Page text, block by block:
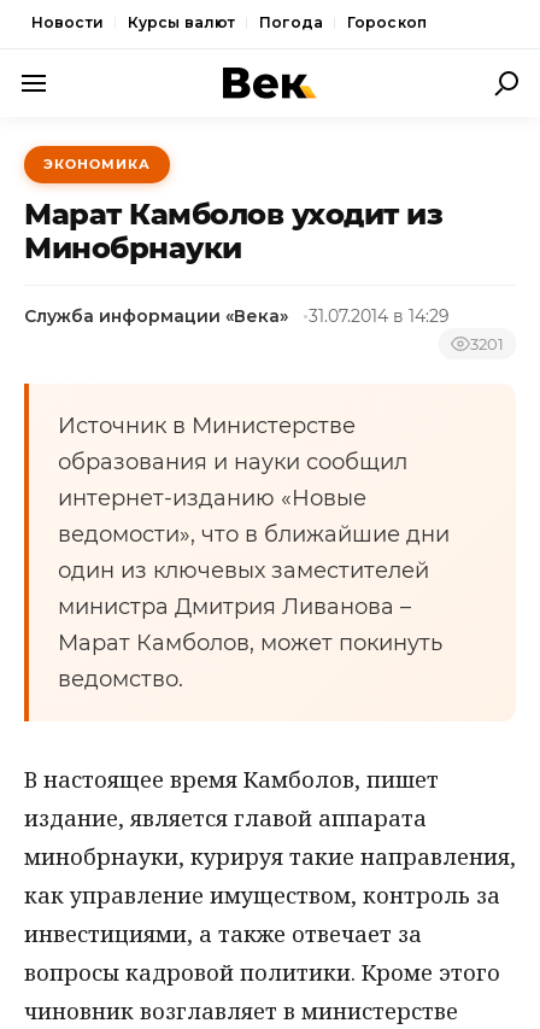
Новости Курсы валют Погода Гороскоп
ПОЛИТИКА
ЭКОНОМИКА
ОБЩЕСТВО
КУЛЬТУРА
НОВОСТИ
ЭКОНОМИКА
Марат Камболов уходит из
Минобрнауки
Служба информации «Века» 31.07.2014 в 14:29
3201
Источник в Министерстве
образования и науки сообщил
интернет-изданию «Новые
ведомости», что в ближайшие дни
один из ключевых заместителей
министра Дмитрия Ливанова –
Марат Камболов, может покинуть
ведомство.
В настоящее время Камболов, пишет
издание, является главой аппарата
минобрнауки, курируя такие направления,
как управление имуществом, контроль за
инвестициями, а также отвечает за
вопросы кадровой политики. Кроме этого
чиновник возглавляет в министерстве